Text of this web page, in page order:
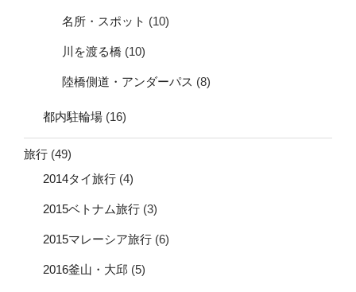
名所・スポット (10)
川を渡る橋 (10)
陸橋側道・アンダーパス (8)
都内駐輪場 (16)
旅行 (49)
2014タイ旅行 (4)
2015ベトナム旅行 (3)
2015マレーシア旅行 (6)
2016釜山・大邱 (5)